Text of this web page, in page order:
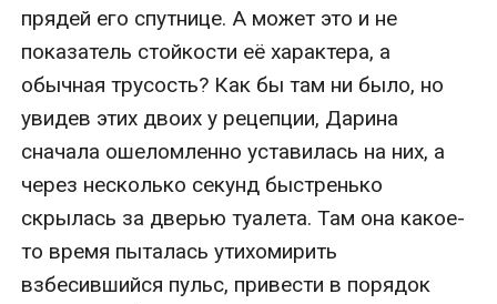
прядей его спутнице. А может это и не
показатель стойкости её характера, а
обычная трусость? Как бы там ни было, но
увидев этих двоих у рецепции, Дарина
сначала ошеломленно уставилась на них, а
через несколько секунд быстренько
скрылась за дверью туалета. Там она какое-
то время пыталась утихомирить
взбесившийся пульс, привести в порядок